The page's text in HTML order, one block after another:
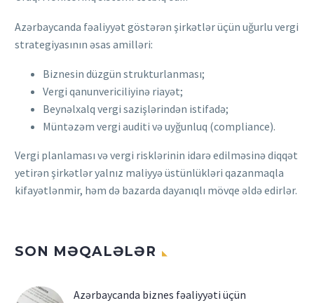
Azərbaycanda fəaliyyət göstərən şirkətlər üçün uğurlu vergi
strategiyasının əsas amilləri:
Biznesin düzgün strukturlanması;
Vergi qanunvericiliyinə riayət;
Beynəlxalq vergi sazişlərindən istifadə;
Müntəzəm vergi auditi və uyğunluq (compliance).
Vergi planlaması və vergi risklərinin idarə edilməsinə diqqət
yetirən şirkətlər yalnız maliyyə üstünlükləri qazanmaqla
kifayətlənmir, həm də bazarda dayanıqlı mövqe əldə edirlər.
SON MƏQALƏLƏR
Azərbaycanda biznes fəaliyyəti üçün